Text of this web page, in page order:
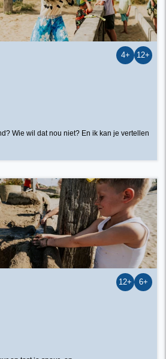
4+ 12+
Wie wil dat nou niet? En ik kan je vertellen
12+ 6+